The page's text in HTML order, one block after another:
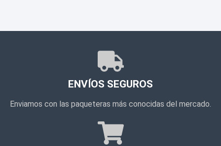
ENVÍOS SEGUROS
Enviamos con las paqueteras más conocidas del mercado.